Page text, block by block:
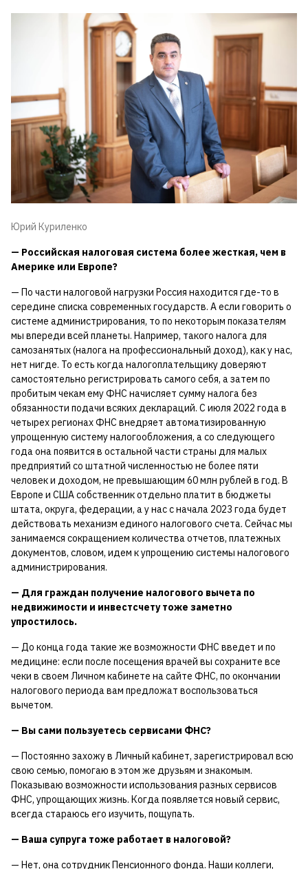
Юрий Куриленко
— Российская налоговая система более жесткая, чем в
Америке или Европе?
— По части налоговой нагрузки Россия находится где-то в
середине списка современных государств. А если говорить о
системе администрирования, то по некоторым показателям
мы впереди всей планеты. Например, такого налога для
самозанятых (налога на профессиональный доход), как у нас,
нет нигде. То есть когда налогоплательщику доверяют
самостоятельно регистрировать самого себя, а затем по
пробитым чекам ему ФНС начисляет сумму налога без
обязанности подачи всяких деклараций. С июля 2022 года в
четырех регионах ФНС внедряет автоматизированную
упрощенную систему налогообложения, а со следующего
года она появится в остальной части страны для малых
предприятий со штатной численностью не более пяти
человек и доходом, не превышающим 60 млн рублей в год. В
Европе и США собственник отдельно платит в бюджеты
штата, округа, федерации, а у нас с начала 2023 года будет
действовать механизм единого налогового счета. Сейчас мы
занимаемся сокращением количества отчетов, платежных
документов, словом, идем к упрощению системы налогового
администрирования.
— Для граждан получение налогового вычета по
недвижимости и инвестсчету тоже заметно
упростилось.
— До конца года такие же возможности ФНС введет и по
медицине: если после посещения врачей вы сохраните все
чеки в своем Личном кабинете на сайте ФНС, по окончании
налогового периода вам предложат воспользоваться
вычетом.
— Вы сами пользуетесь сервисами ФНС?
— Постоянно захожу в Личный кабинет, зарегистрировал всю
свою семью, помогаю в этом же друзьям и знакомым.
Показываю возможности использования разных сервисов
ФНС, упрощающих жизнь. Когда появляется новый сервис,
всегда стараюсь его изучить, пощупать.
— Ваша супруга тоже работает в налоговой?
— Нет, она сотрудник Пенсионного фонда. Наши коллеги,